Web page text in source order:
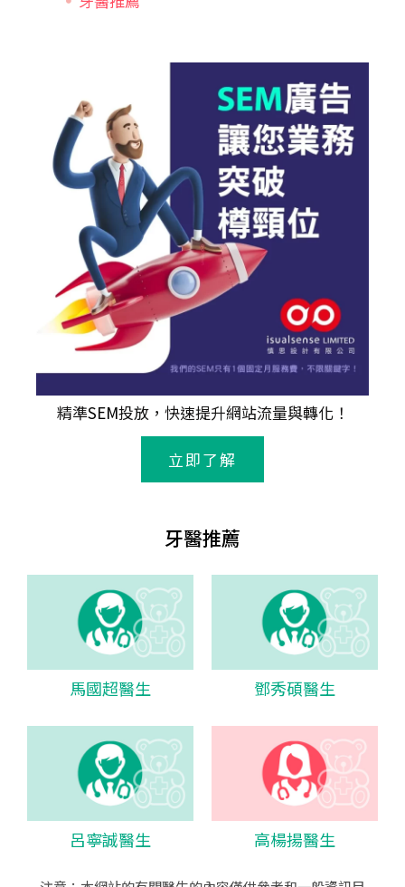
精準SEM投放，快速提升網站流量與轉化！
立即了解
牙醫推薦
馬國超醫生 鄧秀碩醫生
呂寧誠醫生 高楊揚醫生